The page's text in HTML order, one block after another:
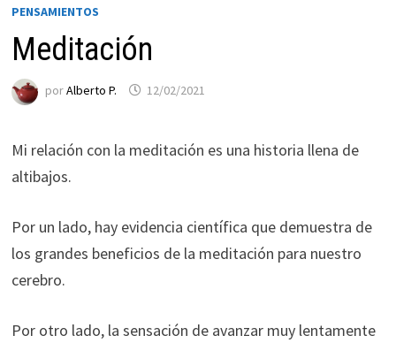
PENSAMIENTOS
Meditación
porAlberto P. 12/02/2021
Mi relación con la meditación es una historia llena de
altibajos.
Por un lado, hay evidencia científica que demuestra de
los grandes beneficios de la meditación para nuestro
cerebro.
Por otro lado, la sensación de avanzar muy lentamente